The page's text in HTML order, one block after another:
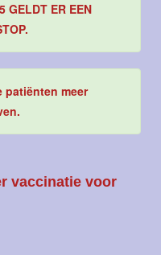
GELDT ER EEN
patiënten meer
vaccinatie voor